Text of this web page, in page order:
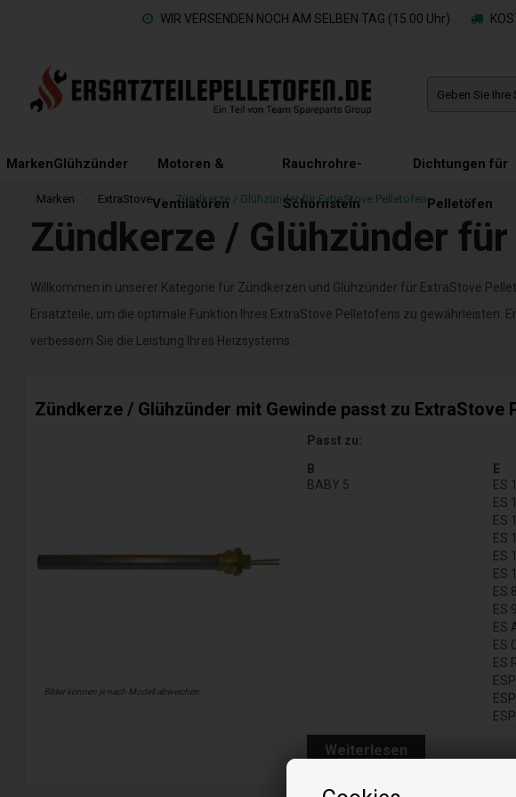
WIR VERSENDEN NOCH AM SELBEN TAG (15.00 Uhr)
MarkenGlühzünder Motoren &
Ventilatoren
Rauchrohre-
Schornstein
Dichtungen für
Pelletöfen
Marken ExtraStove » Zündkerze / Glühzünder für ExtraStove Pelletofen
Zündkerze / Glühzünder
Willkommen in unserer Kategorie für Zündkerzen und Glühzünder für ExtraStove
Ersatzteile, um die optimale Funktion Ihres ExtraStove Pelletofens zu gewährleisten.
verbessern Sie die Leistung Ihres Heizsystems.
Zündkerze / Glühzünder mit Gewinde passt zu ExtraStove
Bilder können je nach Modell abweichen
Passt zu:
B
BABY 5
E
ES
ES
ES
ES
ES
ES
ES 8
ES 9
ES
ES
ES
Weiterlesen